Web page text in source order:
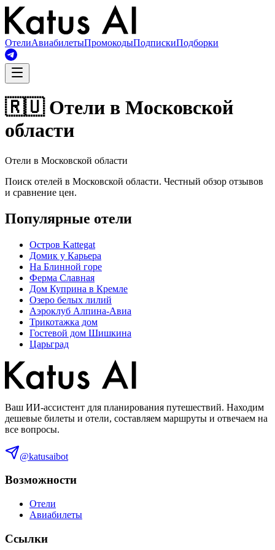
ОтелиАвиабилетыПромокодыПодпискиПодборки
🇷🇺 Отели в Московской
области
Отели в Московской области
Поиск отелей в Московской области. Честный обзор отзывов
и сравнение цен.
Популярные отели
Остров Kattegat
Домик у Карьера
На Блинной горе
Ферма Славная
Дом Куприна в Кремле
Озеро белых лилий
Аэроклуб Алпина-Авиа
Трикотажка дом
Гостевой дом Шишкина
Царьград
Ваш ИИ-ассистент для планирования путешествий. Находим
дешевые билеты и отели, составляем маршруты и отвечаем на
все вопросы.
@katusaibot
Возможности
Отели
Авиабилеты
Ссылки